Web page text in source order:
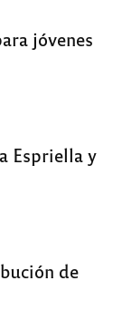
jóvenes
Espriella y
de